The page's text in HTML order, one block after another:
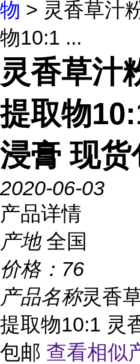
物 > 灵香草汁
物10:1 ...
灵香草汁
提取物
浸膏 现货
2020-06-03
产品详情
产地 全国
价格： 76
产品名称灵香
提取物10:1 灵
包邮 查看相似